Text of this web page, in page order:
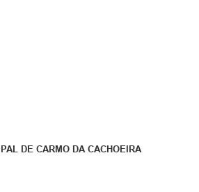
DE CARMO DA CACHOEIRA